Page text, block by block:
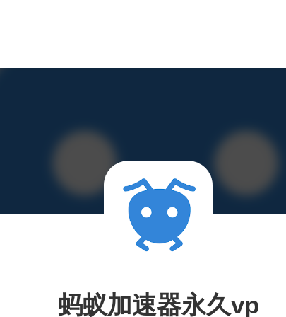
蚂蚁加速器永久vp